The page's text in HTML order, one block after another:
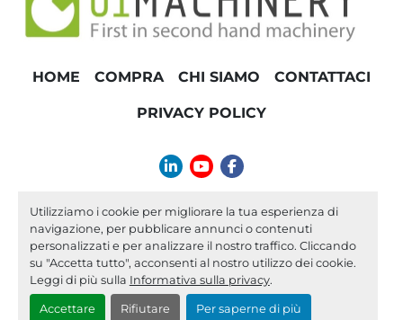
Utilizziamo i cookie per migliorare la tua esperienza di
navigazione, per pubblicare annunci o contenuti
personalizzati e per analizzare il nostro traffico. Cliccando
su "Accetta tutto", acconsenti al nostro utilizzo dei cookie.
Leggi di più sulla Informativa sulla privacy.
Accettare Rifiutare Per saperne di più
HOME COMPRA CHI SIAMO CONTATTACI
PRIVACY POLICY
linkedinyoutubefacebook
info@01machinery.com
Machinio Systemsito web diMachinio
Personalizza le preferenze sui Cookies